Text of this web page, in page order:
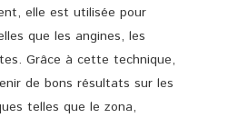
elle est utilisée pour
que les angines, les
Grâce à cette technique,
de bons résultats sur les
telles que le zona,